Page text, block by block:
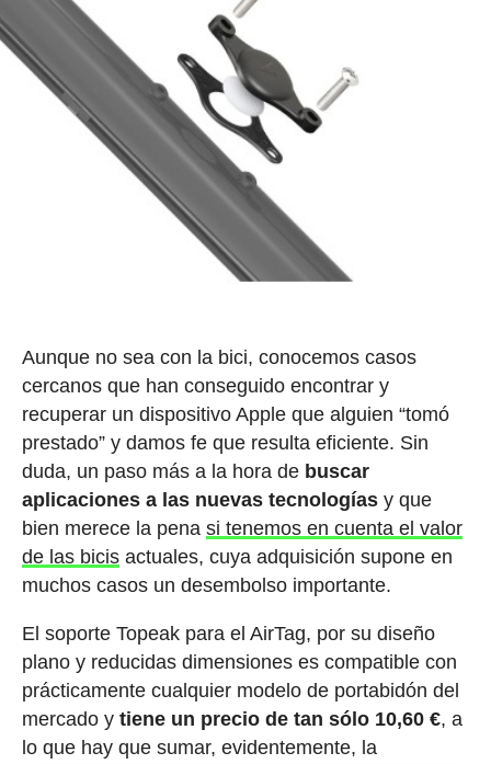
Aunque no sea con la bici, conocemos casos
cercanos que han conseguido encontrar y
recuperar un dispositivo Apple que alguien “tomó
prestado” y damos fe que resulta eficiente. Sin
duda, un paso más a la hora de buscar
aplicaciones a las nuevas tecnologíasy que
bien merece la pena si tenemos en cuenta el valor
de las bicisactuales, cuya adquisición supone en
muchos casos un desembolso importante.
El soporte Topeak para el AirTag, por su diseño
plano y reducidas dimensiones es compatible con
prácticamente cualquier modelo de portabidón del
mercado y tiene un precio de tan sólo 10,60 €, a
lo que hay que sumar, evidentemente, la